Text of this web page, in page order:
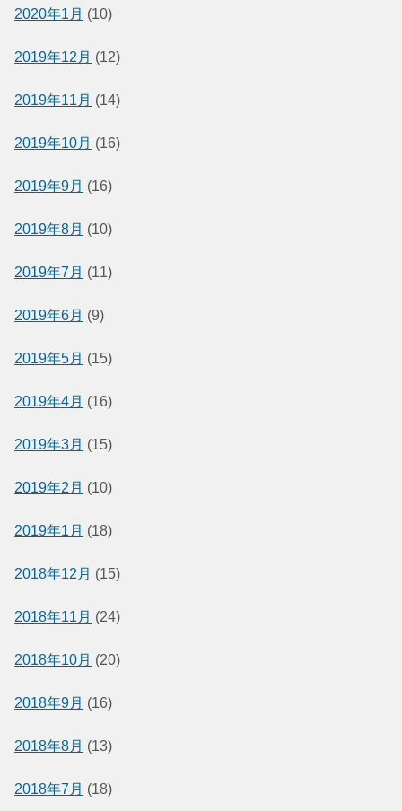
2020年1月 (10)
2019年12月 (12)
2019年11月 (14)
2019年10月 (16)
2019年9月 (16)
2019年8月 (10)
2019年7月 (11)
2019年6月 (9)
2019年5月 (15)
2019年4月 (16)
2019年3月 (15)
2019年2月 (10)
2019年1月 (18)
2018年12月 (15)
2018年11月 (24)
2018年10月 (20)
2018年9月 (16)
2018年8月 (13)
2018年7月 (18)